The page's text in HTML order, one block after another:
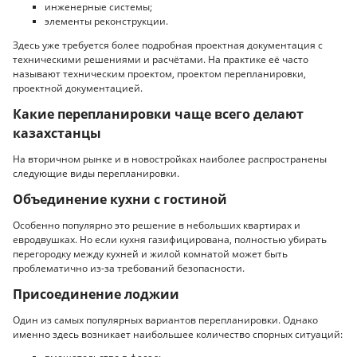
инженерные системы;
элементы реконструкции.
Здесь уже требуется более подробная проектная документация с
техническими решениями и расчётами. На практике её часто
называют техническим проектом, проектом перепланировки,
проектной документацией.
Какие перепланировки чаще всего делают
казахстанцы
На вторичном рынке и в новостройках наиболее распространены
следующие виды перепланировки.
Объединение кухни с гостиной
Особенно популярно это решение в небольших квартирах и
евродвушках. Но если кухня газифицирована, полностью убирать
перегородку между кухней и жилой комнатой может быть
проблематично из-за требований безопасности.
Присоединение лоджии
Один из самых популярных вариантов перепланировки. Однако
именно здесь возникает наибольшее количество спорных ситуаций: